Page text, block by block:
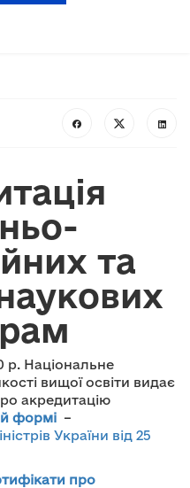
та
р. Національне
вищої освіти видає
акредитацію
формі –
України від 25
про